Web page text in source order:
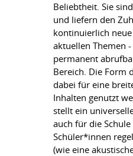
Beliebtheit. Sie
und liefern den
kontinuierlich
aktuellen Themen
permanent
Bereich. Die Form
dabei für eine
Inhalten genutzt
stellt ein
auch für die
Schüler*innen
(wie eine